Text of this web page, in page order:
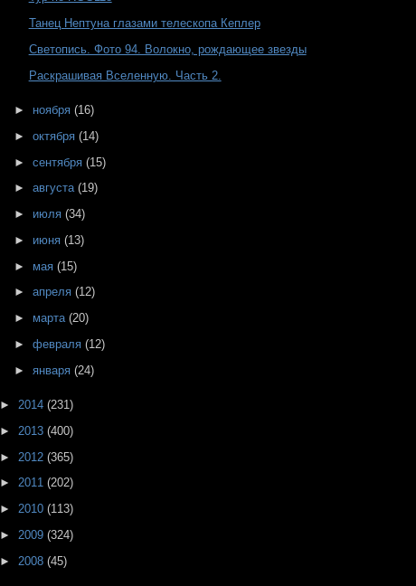
Танец Нептуна глазами телескопа Кеплер
Светопись. Фото 94. Волокно, рождающее звезды
Раскрашивая Вселенную. Часть 2.
► ноября (16)
► октября (14)
► сентября (15)
► августа (19)
► июля (34)
► июня (13)
► мая (15)
► апреля (12)
► марта (20)
► февраля (12)
► января (24)
►2014(231)
► 2013(400)
► 2012(365)
►2011(202)
►2010(113)
► 2009(324)
► 2008(45)